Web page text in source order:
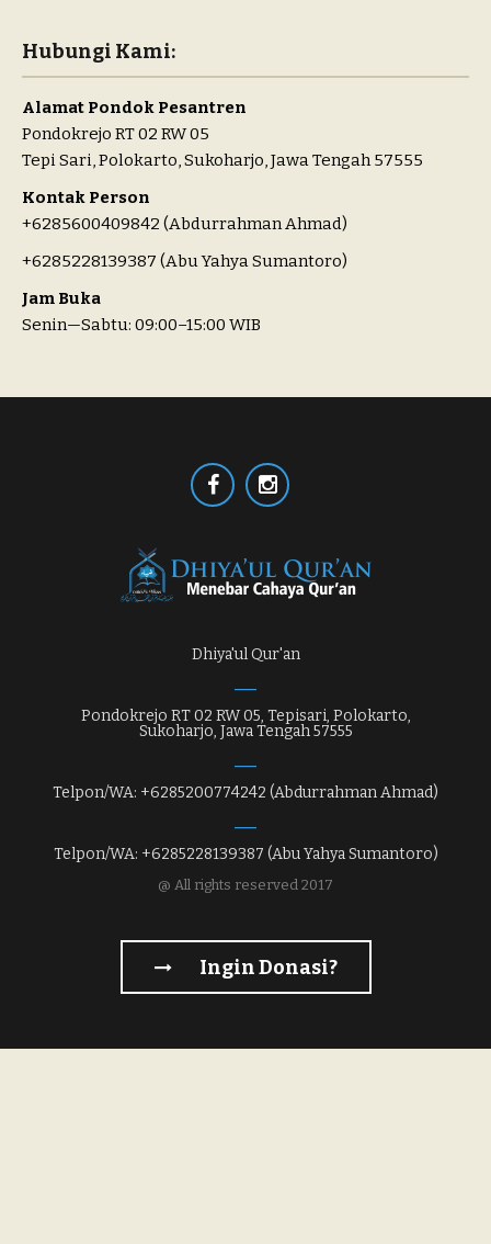
Hubungi Kami:
Alamat Pondok Pesantren
Pondokrejo RT 02 RW 05
Tepi Sari, Polokarto, Sukoharjo, Jawa Tengah 57555
Kontak Person
+6285600409842 (Abdurrahman Ahmad)
+6285228139387 (Abu Yahya Sumantoro)
Jam Buka
Senin—Sabtu: 09:00–15:00 WIB
Dhiya'ul Qur'an
Pondokrejo RT 02 RW 05, Tepisari, Polokarto,
Sukoharjo, Jawa Tengah 57555
Telpon/WA: +6285200774242 (Abdurrahman Ahmad)
Telpon/WA: +6285228139387 (Abu Yahya Sumantoro)
@ All rights reserved 2017
Ingin Donasi?